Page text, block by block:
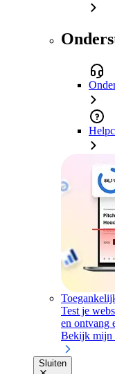
Test je
en ontvang
Bekijk mijn
Sluiten